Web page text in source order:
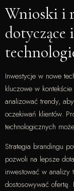
Wnioski i
Inwestycje w nowe
kluczowe w
analizować trendy,
oczekiwań klientów.
technologicznych
Strategia brandingu
pozwoli na lepsze
inwestować w
dostosowywać ofertę.